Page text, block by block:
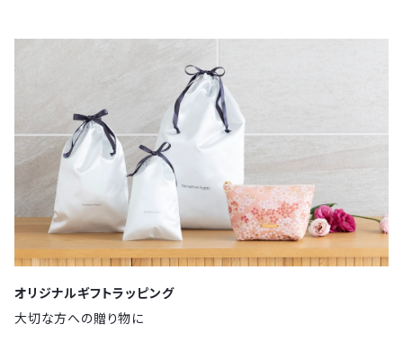
オリジナルギフトラッピング
大切な方への贈り物に